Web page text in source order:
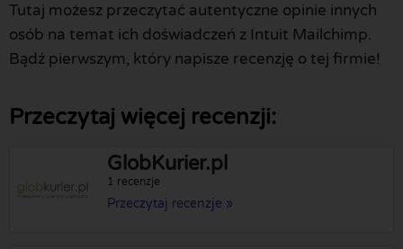
Tutaj możesz przeczytać autentyczne opinie innych
osób na temat ich doświadczeń z Intuit Mailchimp.
Bądź pierwszym, który napisze recenzję o tej firmie!
Przeczytaj więcej recenzji:
GlobKurier.pl
1 recenzje
Przeczytaj recenzje »